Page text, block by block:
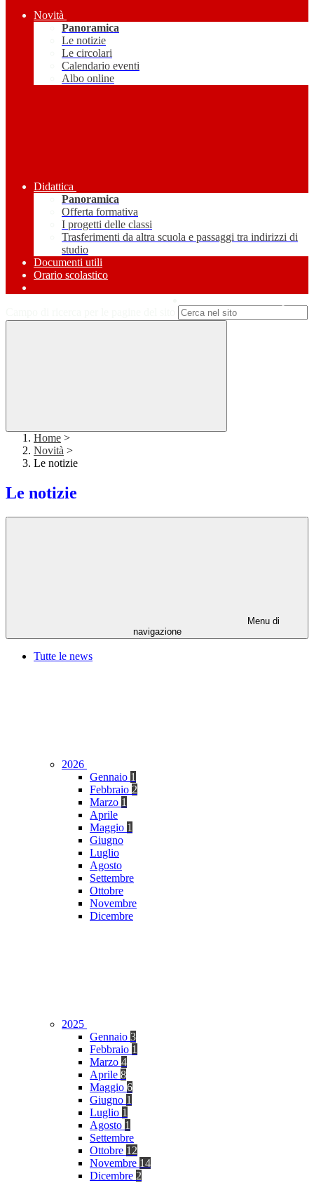
Novità
Panoramica
Le notizie
Le circolari
Calendario eventi
Albo online
Didattica
Panoramica
Offerta formativa
I progetti delle classi
Trasferimenti da altra scuola e passaggi tra indirizzi di
studio
Documenti utili
Orario scolastico
Home >
Novità >
Le notizie
Le notizie
Menu di
navigazione
Tutte le news
2026
Gennaio 1
Febbraio 2
Marzo 1
Aprile
Maggio 1
Giugno
Luglio
Agosto
Settembre
Ottobre
Novembre
Dicembre
2025
Gennaio 3
Febbraio 1
Marzo 4
Aprile 8
Maggio 6
Giugno 1
Luglio 1
Agosto 1
Settembre
Ottobre 12
Novembre 14
Dicembre 2